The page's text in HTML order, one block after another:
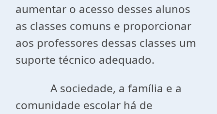
aumentar o acesso desses alunos
as classes comuns e proporcionar
aos professores dessas classes um
suporte técnico adequado.
A sociedade, a família e a
comunidade escolar há de